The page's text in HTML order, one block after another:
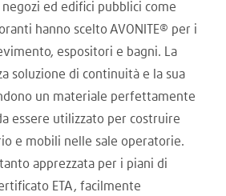
ed edifici pubblici come
hanno scelto AVONITE® per i
espositori e bagni. La
soluzione di continuità e la sua
un materiale perfettamente
essere utilizzato per costruire
e mobili nelle sale operatorie.
apprezzata per i piani di
ETA, facilmente